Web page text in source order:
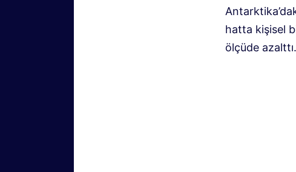
hatta kişisel
ölçüde azalttı.